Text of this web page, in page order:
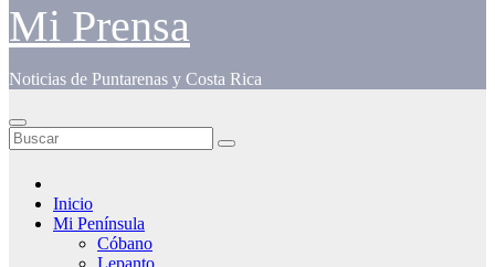
Mi Prensa
Noticias de Puntarenas y Costa Rica
Inicio
Mi Península
Cóbano
Lepanto